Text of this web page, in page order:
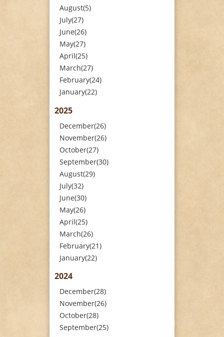
August(5)
July(27)
June(26)
May(27)
April(25)
March(27)
February(24)
January(22)
2025
December(26)
November(26)
October(27)
September(30)
August(29)
July(32)
June(30)
May(26)
April(25)
March(26)
February(21)
January(22)
2024
December(28)
November(26)
October(28)
September(25)